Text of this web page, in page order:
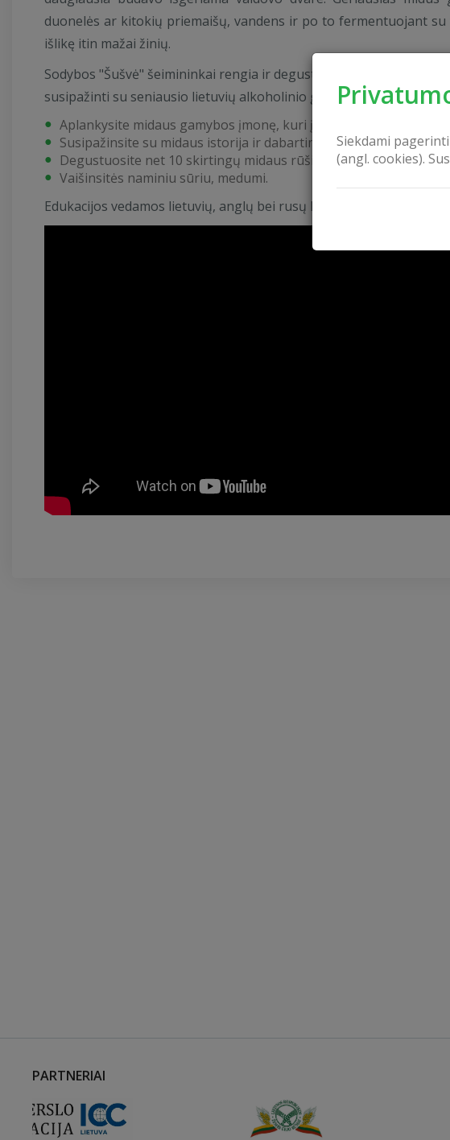
Siekdami
(angl. cookies).
duonelės ar kitokių priemaišų, vandens ir po to fermentuojant su
išlikę itin mažai žinių.
Sodybos "Šušvė" šeimininkai rengia ir degustacines – pažintines
susipažinti su seniausio lietuvių alkoholinio gėrimo istorija,
Aplankysite midaus gamybos įmonę, kuri įsikūrusi visai šalia
Susipažinsite su midaus istorija ir dabartimi,
Degustuosite net 10 skirtingų midaus rūšių,
Vaišinsitės naminiu sūriu, medumi.
Edukacijos vedamos lietuvių, anglų bei rusų kalbomis.
PARTNERIAI